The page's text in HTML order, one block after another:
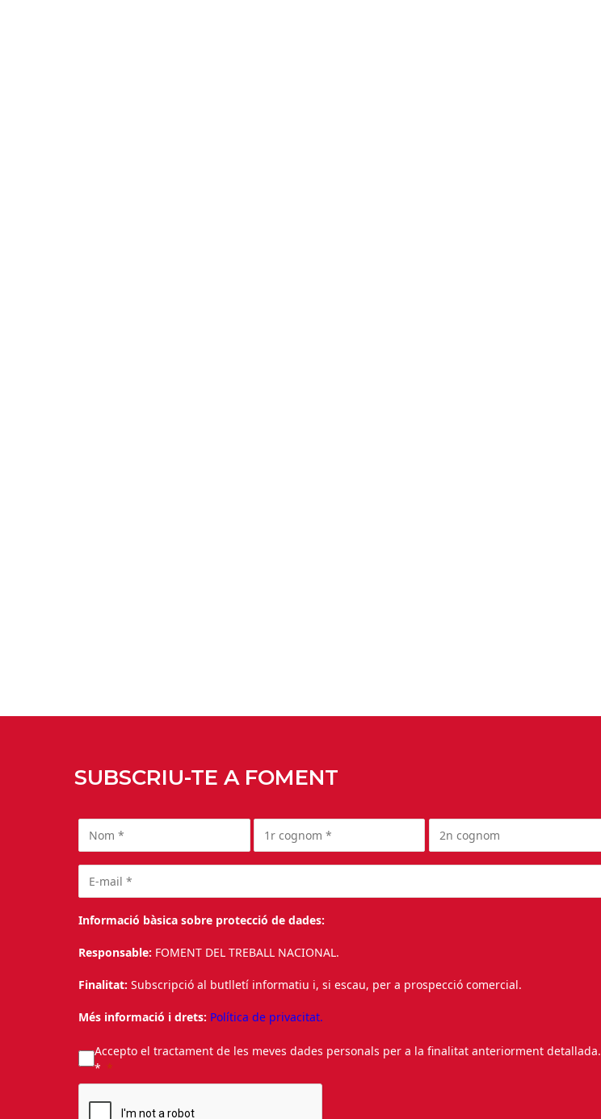
SUBSCRIU-TE A FOMENT
Informació bàsica sobre protecció de dades:
Responsable: FOMENT DEL TREBALL NACIONAL.
Finalitat: Subscripció al butlletí informatiu i, si escau, per a prospecció comercial.
Més informació i drets: Política de privacitat.
Accepto el tractament de les meves dades personals per a la finalitat anteriorment detallada.
*